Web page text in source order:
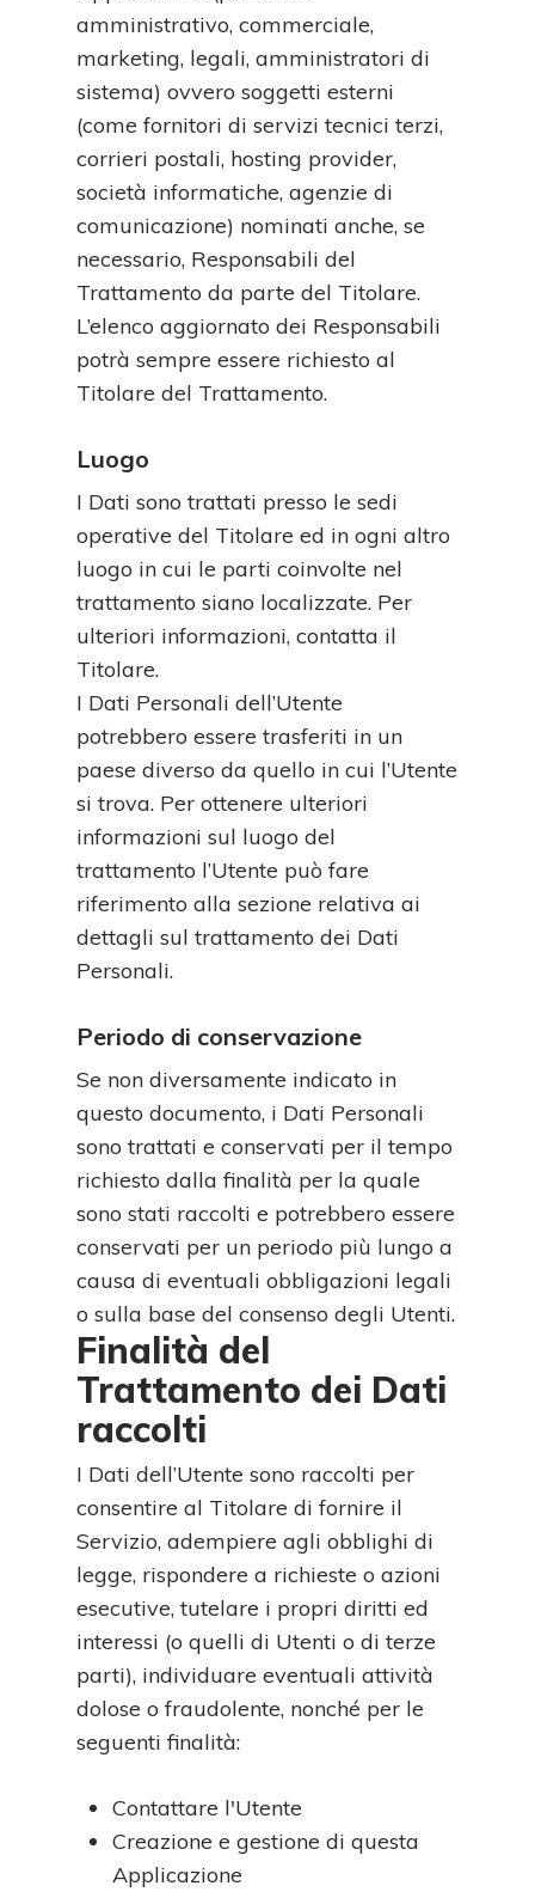
amministrativo, commerciale,
marketing, legali, amministratori di
sistema) ovvero soggetti esterni
(come fornitori di servizi tecnici terzi,
corrieri postali, hosting provider,
società informatiche, agenzie di
comunicazione) nominati anche, se
necessario, Responsabili del
Trattamento da parte del Titolare.
L’elenco aggiornato dei Responsabili
potrà sempre essere richiesto al
Titolare del Trattamento.
Luogo
I Dati sono trattati presso le sedi
operative del Titolare ed in ogni altro
luogo in cui le parti coinvolte nel
trattamento siano localizzate. Per
ulteriori informazioni, contatta il
Titolare.
I Dati Personali dell’Utente
potrebbero essere trasferiti in un
paese diverso da quello in cui l’Utente
si trova. Per ottenere ulteriori
informazioni sul luogo del
trattamento l’Utente può fare
riferimento alla sezione relativa ai
dettagli sul trattamento dei Dati
Personali.
Periodo di conservazione
Se non diversamente indicato in
questo documento, i Dati Personali
sono trattati e conservati per il tempo
richiesto dalla finalità per la quale
sono stati raccolti e potrebbero essere
conservati per un periodo più lungo a
causa di eventuali obbligazioni legali
o sulla base del consenso degli Utenti.
Finalità del
Trattamento dei Dati
raccolti
I Dati dell’Utente sono raccolti per
consentire al Titolare di fornire il
Servizio, adempiere agli obblighi di
legge, rispondere a richieste o azioni
esecutive, tutelare i propri diritti ed
interessi (o quelli di Utenti o di terze
parti), individuare eventuali attività
dolose o fraudolente, nonché per le
seguenti finalità:
Contattare l'Utente
Creazione e gestione di questa
Applicazione